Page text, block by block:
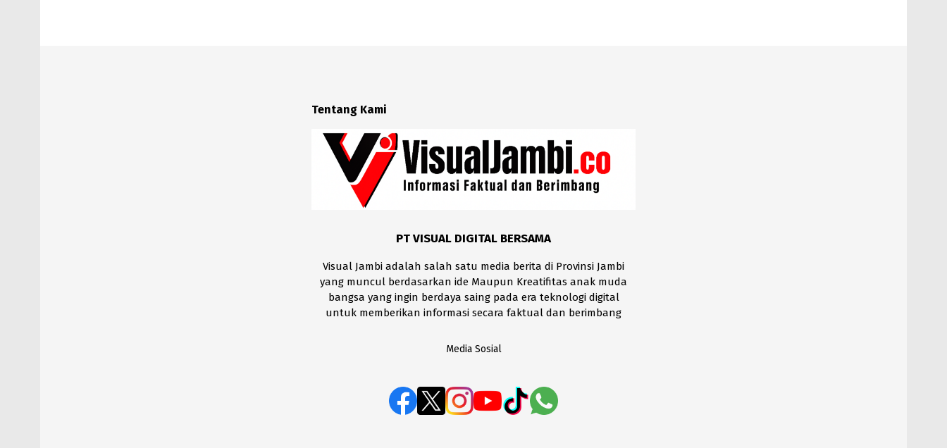
Tentang Kami
PT VISUAL DIGITAL BERSAMA
Visual Jambi adalah salah satu media berita di Provinsi Jambi
yang muncul berdasarkan ide Maupun Kreatifitas anak muda
bangsa yang ingin berdaya saing pada era teknologi digital
untuk memberikan informasi secara faktual dan berimbang
Media Sosial